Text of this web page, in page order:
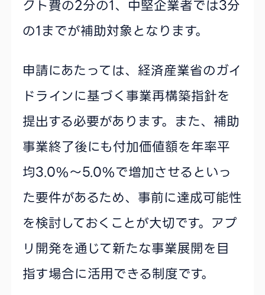
クト費の2分の1、中堅企業者では3分
の1までが補助対象となります。
申請にあたっては、経済産業省のガイ
ドラインに基づく事業再構築指針を
提出する必要があります。また、補助
事業終了後にも付加価値額を年率平
均3.0%〜5.0%で増加させるといっ
た要件があるため、事前に達成可能性
を検討しておくことが大切です。アプ
リ開発を通じて新たな事業展開を目
指す場合に活用できる制度です。